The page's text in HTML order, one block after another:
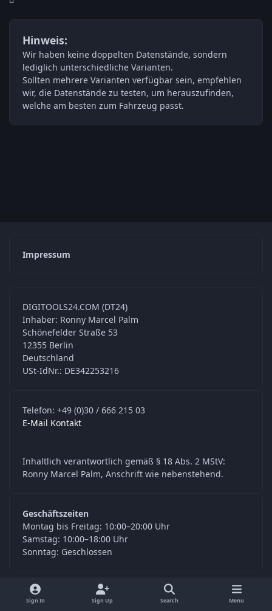
Hinweis:
Wir haben keine doppelten Datenstände, sondern
lediglich unterschiedliche Varianten.
Sollten mehrere Varianten verfügbar sein, empfehlen
wir, die Datenstände zu testen, um herauszufinden,
welche am besten zum Fahrzeug passt.
Impressum
DIGITOOLS24.COM (DT24)
Inhaber: Ronny Marcel Palm
Schönefelder Straße 53
12355 Berlin
Deutschland
USt-IdNr.: DE342253216
Telefon: +49 (0)30 / 666 215 03
E-Mail Kontakt
Inhaltlich verantwortlich gemäß § 18 Abs. 2 MStV:
Ronny Marcel Palm, Anschrift wie nebenstehend.
Geschäftszeiten
Montag bis Freitag: 10:00–20:00 Uhr
Samstag: 10:00–18:00 Uhr
Sonntag: Geschlossen
f
Sign In Sign Up Search Menu